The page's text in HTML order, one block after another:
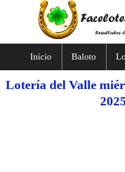
Inicio Baloto
Lotería del Valle